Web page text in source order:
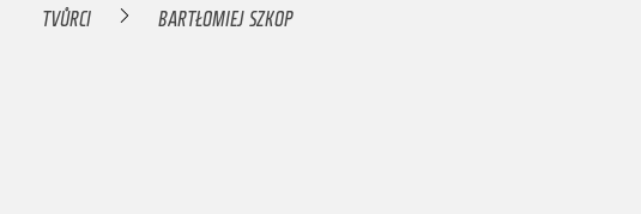
TVŮRCI BARTŁOMIEJ SZKOP